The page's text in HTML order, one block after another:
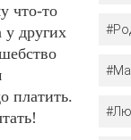
что-то
у других
платить.